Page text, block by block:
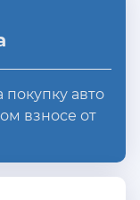
авто
взносе от